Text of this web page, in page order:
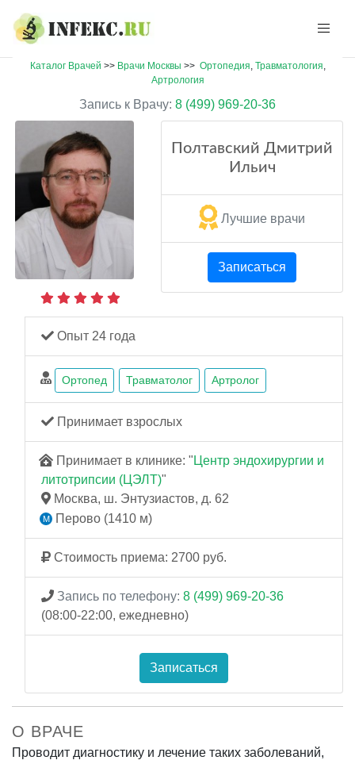
Каталог Врачей >> Врачи Москвы >> Ортопедия, Травматология,
Артрология
Запись к Врачу: 8 (499) 969-20-36
Полтавский Дмитрий
Ильич
Лучшие врачи
Записаться
Опыт 24 года
Ортопед Травматолог Артролог
Принимает взрослых
Принимает в клинике: " Центр эндохирургии и
литотрипсии (ЦЭЛТ)"
Москва, ш. Энтузиастов, д. 62
Перово (1410 м)
Стоимость приема: 2700 руб.
Запись по телефону: 8 (499) 969-20-36
(08:00-22:00, ежедневно)
Записаться
О ВРАЧЕ
Проводит диагностику и лечение таких заболеваний,